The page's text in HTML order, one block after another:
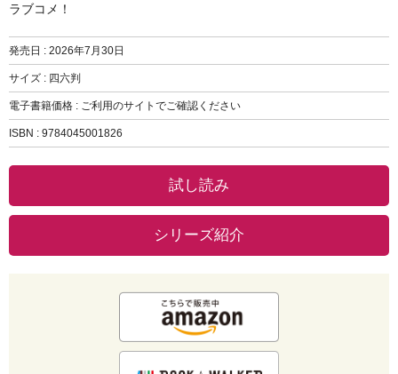
ラブコメ！
発売日 : 2026年7月30日
サイズ : 四六判
電子書籍価格 : ご利用のサイトでご確認ください
ISBN : 9784045001826
試し読み
シリーズ紹介